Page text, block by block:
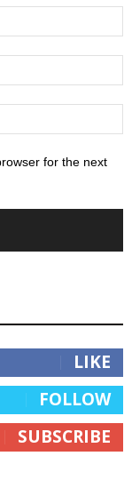
for the next
LIKE
FOLLOW
SUBSCRIBE